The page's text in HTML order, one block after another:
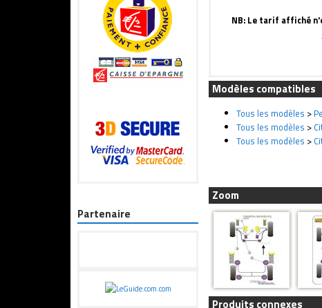
Partenaire
NB: Le tarif affiché
Modèles compatibles
Tous les modèles >
Tous les modèles >
Tous les modèles >
Zoom
Produits connexes